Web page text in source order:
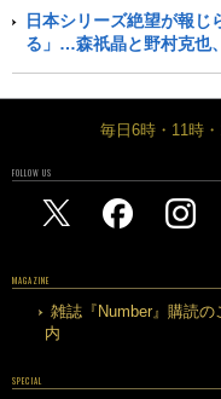
日本シリーズ絶望が報じ
る」…森祇晶と野村克也
毎日6時・11時
FOLLOW US
MAGAZINE
雑誌『Number』購読の
内
SPECIAL